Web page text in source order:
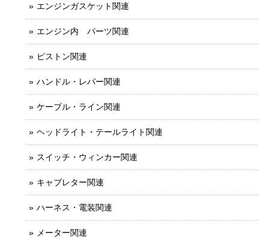
エンジンガスケット関連
エンジン内 パーツ関連
ピストン関連
ハンドル・レバー関連
ケーブル・ライン関連
ヘッドライト・テールライト関連
スイッチ・ウィンカー関連
キャブレター関連
ハーネス・電装関連
メーター関連